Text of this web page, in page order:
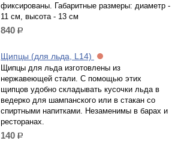
фиксированы. Габаритные размеры: диаметр -
11 см, высота - 13 см
840 р.
Щипцы (для льда, L14)
Щипцы для льда изготовлены из
нержавеющей стали. С помощью этих
щипцов удобно складывать кусочки льда в
ведерко для шампанского или в стакан со
спиртными напитками. Незаменимы в барах и
ресторанах.
140 р.